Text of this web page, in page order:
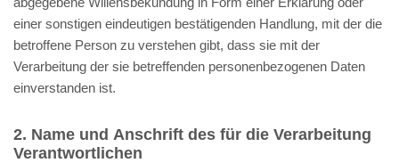
einer sonstigen eindeutigen bestätigenden Handlung, mit der die
betroffene Person zu verstehen gibt, dass sie mit der
Verarbeitung der sie betreffenden personenbezogenen Daten
einverstanden ist.
2. Name und Anschrift des für die Verarbeitung
Verantwortlichen